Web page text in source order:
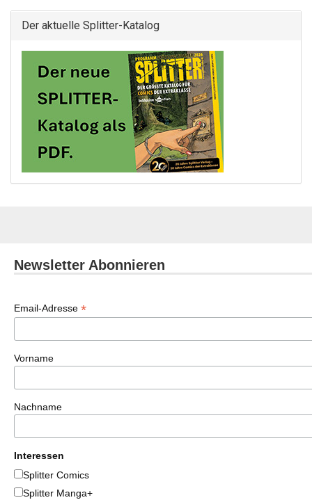
Der aktuelle Splitter-Katalog
Newsletter Abonnieren
Email-Adresse *
Vorname
Nachname
Interessen
Splitter Comics
Splitter Manga+